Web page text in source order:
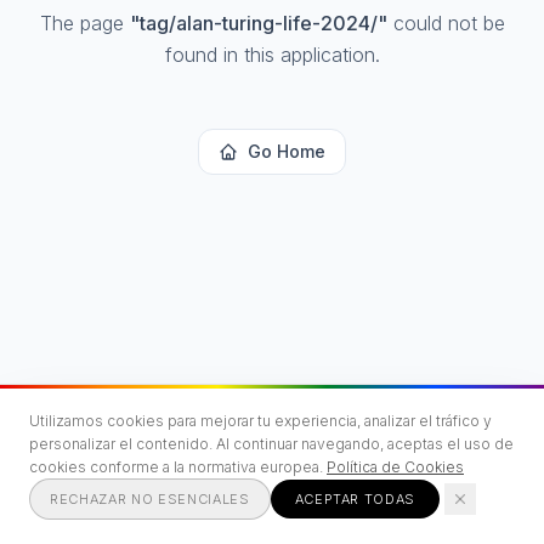
The page "tag/alan-turing-life-2024/" could not be
found in this application.
Go Home
Utilizamos cookies para mejorar tu experiencia, analizar el tráfico y
personalizar el contenido. Al continuar navegando, aceptas el uso de
cookies conforme a la normativa europea. Política de Cookies
RECHAZAR NO ESENCIALES ACEPTAR TODAS